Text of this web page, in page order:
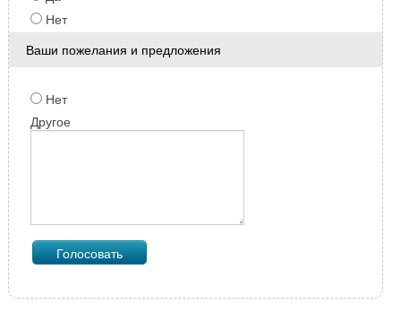
Нет
Ваши пожелания и предложения
Нет
Другое